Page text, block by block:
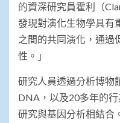
的資深研究員霍利（
發現對演化生物學具有
之間的共同演化，通過
性。」
研究人員透過分析博物
DNA，以及20多年的
研究與基因分析相結合